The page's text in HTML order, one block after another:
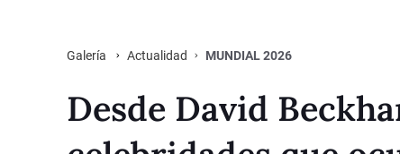
Galería Actualidad MUNDIAL 2026
Desde David